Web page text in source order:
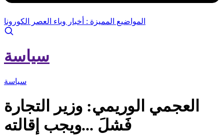
المواضيع المميزة : أخبار وباء العصر الكورونا
سياسة
سياسة
العجمي الوريمي: وزير التجارة
فَشلَ ...ويجب إقالته